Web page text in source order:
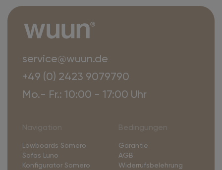
service@wuun.de
+49 (0) 2423 9079790
Mo.- Fr.: 10:00 - 17:00 Uhr
Lowboards Somero
Sofas Luno
Konfigurator Somero
Garantie
AGB
Widerrufsbelehrung